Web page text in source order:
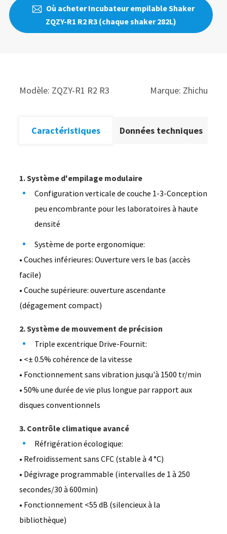
 Où acheter Incubateur empilable Shaker
ZQZY-R1 R2 R3 (chaque shaker 282L)
Modèle: ZQZY-R1 R2 R3 Marque: Zhichu
Caractéristiques Données techniques
1. Système d'empilage modulaire
Configuration verticale de couche 1-3-Conception
peu encombrante pour les laboratoires à haute
densité
Système de porte ergonomique:
• Couches inférieures: Ouverture vers le bas (accès
facile)
• Couche supérieure: ouverture ascendante
(dégagement compact)
2. Système de mouvement de précision
Triple excentrique Drive-Fournit:
• <± 0.5% cohérence de la vitesse
• Fonctionnement sans vibration jusqu'à 1500 tr/min
• 50% une durée de vie plus longue par rapport aux
disques conventionnels
3. Contrôle climatique avancé
Réfrigération écologique:
• Refroidissement sans CFC (stable à 4 °C)
• Dégivrage programmable (intervalles de 1 à 250
secondes/30 à 600min)
• Fonctionnement <55 dB (silencieux à la
bibliothèque)